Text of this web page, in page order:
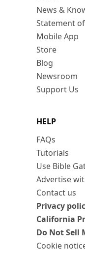
News &
Statement
Mobile App
Store
Blog
Newsroom
Support Us
HELP
FAQs
Tutorials
Use Bible
Advertise
Contact us
Privacy
California
Do Not Sell
Cookie